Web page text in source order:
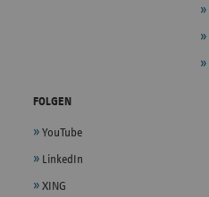
FOLGEN
YouTube
LinkedIn
XING